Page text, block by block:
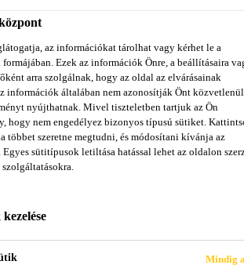
Bevonatok Sikafloor®-263 SL
263
epoxi fedőbevonat sima
263 SL egy kétkomponensű, többcélú
tartalmú epoxi összetétel a
az információkat tárolhat vagy kérhet le a
Ezek az információk Önre, a beállításaira
arra szolgálnak, hogy az oldal az elvárásainak
információk általában nem azonosítják Önt
nyújthatnak. Mivel tiszteletben tartjuk az Ön
hogy nem engedélyez bizonyos típusú sütiket.
többet szeretne megtudni, és módosítani kívánja az
sütitípusok letiltása hatással lehet az oldalon
Mindig